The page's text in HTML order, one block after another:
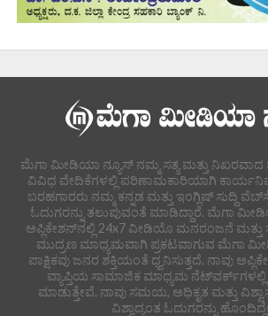
ಮೆಗಾ ಮೀಡಿಯಾ ನ್ಯೂಸ್ ನಮ್ಮ ಸತ್ಯ ಮತ್ತು ನಿಖರವಾದ
ವಿವಿಧ ವೇದಿಕೆಗಳಲ್ಲಿ ಪರಿಣಾಮಕಾರಿಯಾಗಿ
ಬರಹಗಾರರು ನಮ್ಮ ಕನ್ನಡ ಮತ್ತು ಇಂಗ್ಲಿಷ್ ಸುದ್ದಿ
ಓದುಗರನ್ನು ತಲುಪುವಂತೆ ಮಾಡಿದ್ದಾರೆ. ಮೆಗಾ
ಅಪ್ಲಿಕೇಶನ್‌ನಲ್ಲಿ 24x7 ವೀಡಿಯೊ ಮನರಂಜನೆ ಮತ್ತು
ಮುದ್ರಣ ಮಾಧ್ಯಮವಾಗಿ ಪ್ರಕಟವಾಗುವ ಮೆಗಾ
ಪಾಕ್ಷಿಕವು ಜನರ ಶಕ್ತಿಯಂತೆ ಧ್ವನಿಸುತ್ತದೆ. ನಾವು
ವ್ಯಾಪ್ತಿಯ ಸಾಮಾಜಿಕ ಮಾಧ್ಯಮ ನೆಟ್‌ವರ್ಕ್‌ಗಳಲ್ಲಿ
ಮಾಡುತ್ತೇವೆ. ನಾವು ಸಮಯ, ಅಧಿಕೃತ ಮತ್ತು
ವಿಶ್ವಾದ್ಯಂತ ಓದುಗರನ್ನು